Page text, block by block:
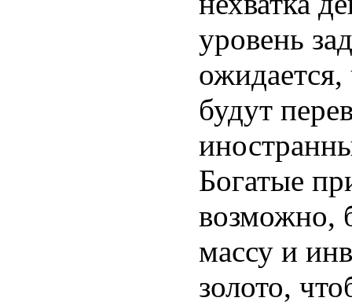
уровень
ожидается,
будут
Богатые
возможно,
массу и
золото,